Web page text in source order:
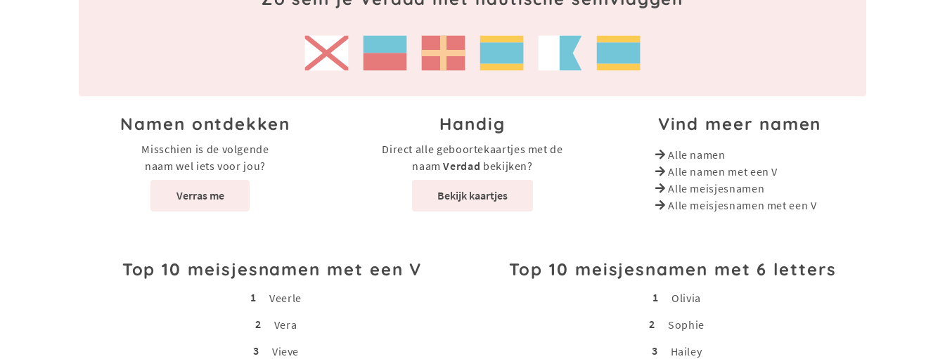
Namen ontdekken
Misschien is de volgende
naam wel iets voor jou?
Verras me
Handig
Direct alle geboortekaartjes met de
naamVerdad bekijken?
Bekijk kaartjes
Vind meer namen
Alle namen
Alle namen met een V
Alle meisjesnamen
Alle meisjesnamen met een V
Top 10 meisjesnamen met een V
1
Veerle
2
Vera
3
Vieve
Top 10 meisjesnamen met 6 letters
1
Olivia
2
Sophie
3
Hailey